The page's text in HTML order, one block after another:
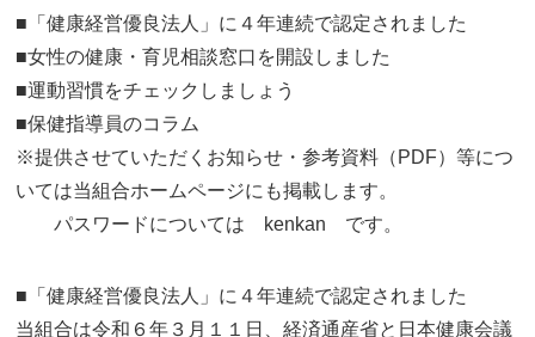
■「健康経営優良法人」に４年連続で認定されました
■女性の健康・育児相談窓口を開設しました
■運動習慣をチェックしましょう
■保健指導員のコラム
※提供させていただくお知らせ・参考資料（PDF）等につ
いては当組合ホームページにも掲載します。
パスワードについては kenkan です。
■「健康経営優良法人」に４年連続で認定されました
当組合は令和６年３月１１日、経済通産省と日本健康会議